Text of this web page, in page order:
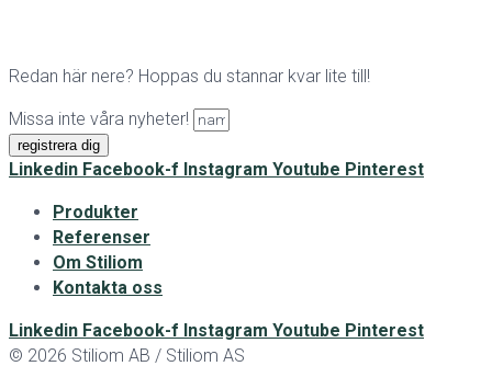
Redan här nere? Hoppas du stannar kvar lite till!
Missa inte våra nyheter!
registrera dig
Linkedin Facebook-f Instagram Youtube Pinterest
Produkter
Referenser
Om Stiliom
Kontakta oss
Linkedin Facebook-f Instagram Youtube Pinterest
© 2026 Stiliom AB / Stiliom AS